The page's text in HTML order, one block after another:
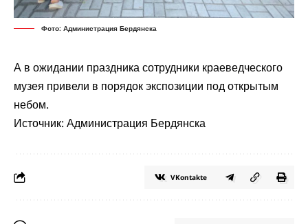
Фото: Администрация Бердянска
А в ожидании праздника сотрудники краеведческого
музея привели в порядок экспозиции под открытым
небом.
Источник: Администрация Бердянска
VKontakte